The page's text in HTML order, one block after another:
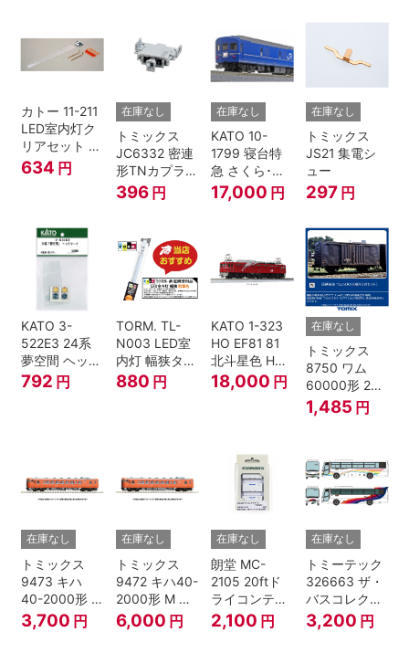
カトー 11-211
LED室内灯ク
リアセット N
ゲージ
634 円
在庫なし
トミックス
JC6332 密連
形TNカプラー
(SPグレー電
連付・211系)
396 円
在庫なし
KATO 10-
1799 寝台特
急 さくら･は
やぶさ/富士
24系 9両セッ
17,000 円
在庫なし
トミックス
JS21 集電シ
ュー
297 円
KATO 3-
522E3 24系
夢空間 ヘッド
マーク 4種各1
792 円
TORM. TL-
N003 LED室
内灯 幅狭タイ
プ・電球色 1
880 円
KATO 1-323
HO EF81 81
北斗星色 HO
ゲージ
18,000 円
在庫なし
トミックス
8750 ワム
60000形 2両
セット Nゲー
ジ
1,485 円
在庫なし
トミックス
9473 キハ
40-2000形 T
Nゲージ
3,700 円
在庫なし
トミックス
9472 キハ40-
2000形 M N
ゲージ
6,000 円
在庫なし
朗堂 MC-
2105 20ftド
ライコンテナ
タイプ
TRANCY
2,100 円
在庫なし
トミーテック
326663 ザ・
バスコレクシ
ョン 西日本鉄
道・九州産交
3,200 円